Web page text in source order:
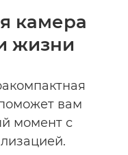
камера
жизни
вам
момент с